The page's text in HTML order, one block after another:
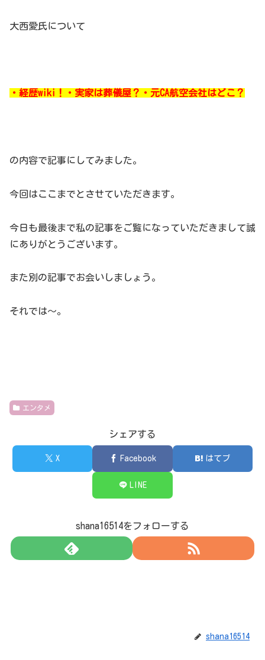
大西愛氏について
・経歴wiki！・実家は葬儀屋？・元CA航空会社はどこ？
の内容で記事にしてみました。
今回はここまでとさせていただきます。
今日も最後まで私の記事をご覧になっていただきまして誠
にありがとうございます。
また別の記事でお会いしましょう。
それでは～。
エンタメ
シェアする
X Facebook はてブ
LINE
shana16514をフォローする
shana16514